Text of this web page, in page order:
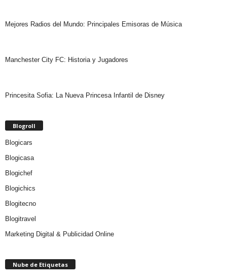
Mejores Radios del Mundo: Principales Emisoras de Música
Manchester City FC: Historia y Jugadores
Princesita Sofia: La Nueva Princesa Infantil de Disney
Blogroll
Blogicars
Blogicasa
Blogichef
Blogichics
Blogitecno
Blogitravel
Marketing Digital & Publicidad Online
Nube de Etiquetas